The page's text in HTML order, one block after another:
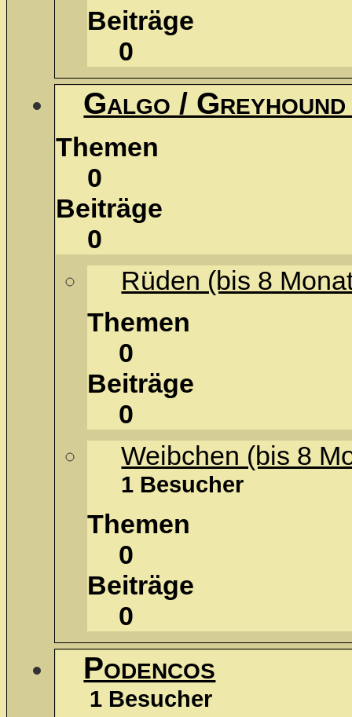
Beiträge
0
Galgo /
Themen
0
Beiträge
0
Rüden (bis 8
Themen
0
Beiträge
0
Weibchen (bis 8
1 Besucher
Themen
0
Beiträge
0
Podencos
1 Besucher